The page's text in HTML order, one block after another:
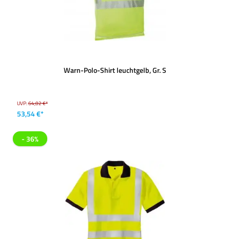
Warn-Polo-Shirt leuchtgelb, Gr. S
UVP:64,02 €*
53,54 €*
- 36%